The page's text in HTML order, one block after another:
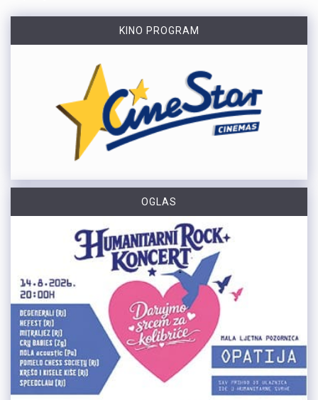
KINO PROGRAM
OGLAS